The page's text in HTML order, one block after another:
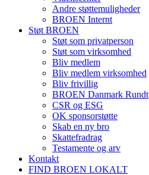
Andre støttemuligheder
BROEN Internt
Støt BROEN
Støt som privatperson
Støt som virksomhed
Bliv medlem
Bliv medlem virksomhed
Bliv frivillig
BROEN Danmark Rundt
CSR og ESG
OK sponsorstøtte
Skab en ny bro
Skattefradrag
Testamente og arv
Kontakt
FIND BROEN LOKALT